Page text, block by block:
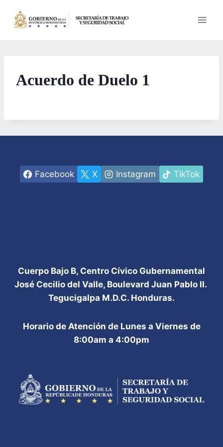
Acuerdo de Duelo 1
Facebook X Instagram TikTok
Cuerpo Bajo B, Centro Cívico Gubernamental
José Cecilio del Valle, Boulevard Juan Pablo II.
Tegucigalpa M.D.C. Honduras.
Horario de Atención de Lunes a Viernes de
8:00am a 4:00pm